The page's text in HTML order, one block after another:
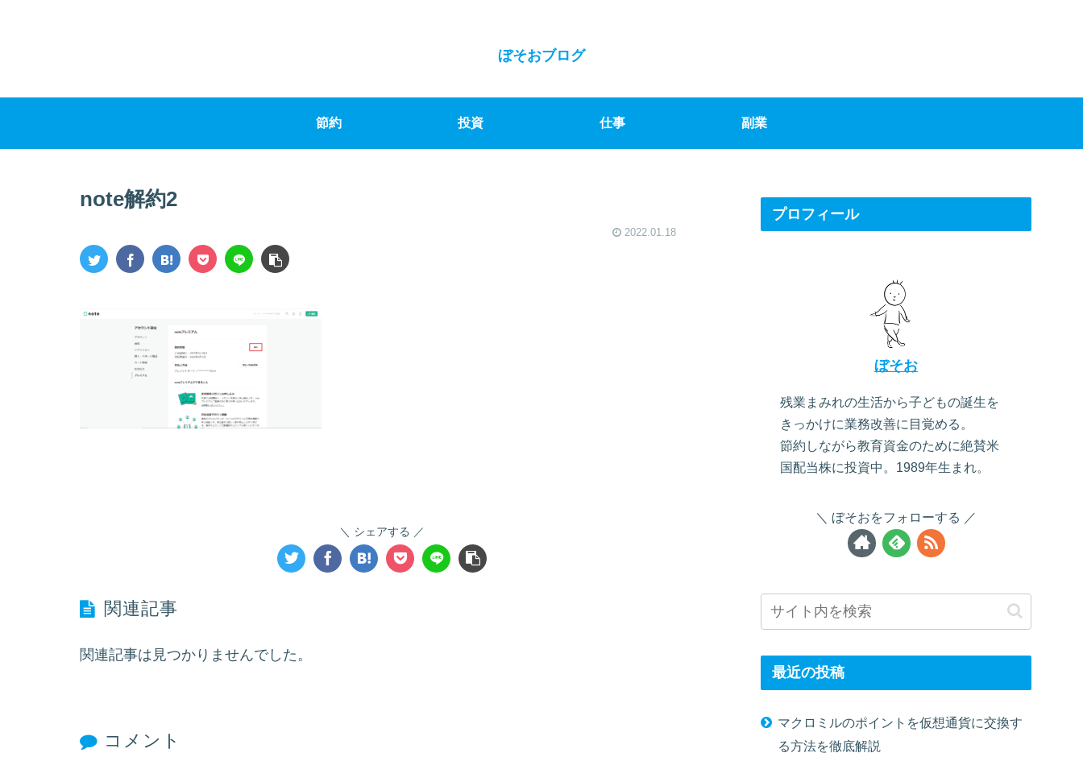
ぼそおブログ
節約 投資 仕事 副業
note解約2
2022.01.18
シェアする
関連記事
関連記事は見つかりませんでした。
コメント
プロフィール
ぼそお
残業まみれの生活から子どもの誕生を
きっかけに業務改善に目覚める。
節約しながら教育資金のために絶賛米
国配当株に投資中。1989年生まれ。
ぼそおをフォローする
最近の投稿
マクロミルのポイントを仮想通貨に交換す
る方法を徹底解説